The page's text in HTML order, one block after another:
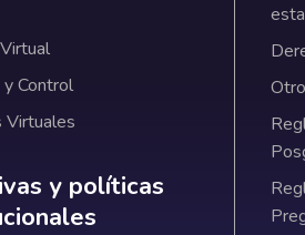
Control
Virtuales
y políticas
y políticas